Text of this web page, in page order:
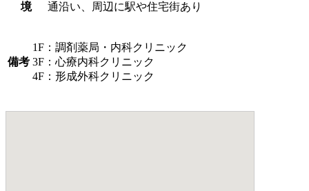
境
通沿い、周辺に駅や住宅街あり
備考
1F：調剤薬局・内科クリニック
3F：心療内科クリニック
4F：形成外科クリニック